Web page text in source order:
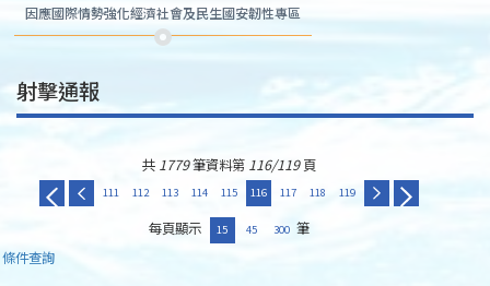
因應國際情勢強化經濟社會及民生國安韌性專區
射擊通報
共 1779筆資料第 116/119頁
111 112 113 114 115 116 117 118 119
每頁顯示 15 45 300 筆
條件查詢